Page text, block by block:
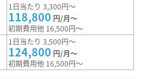
1日当たり 3,300円～
118,800 円/月～
初期費用他 16,500円～
1日当たり 3,500円～
124,800 円/月～
初期費用他 16,500円～